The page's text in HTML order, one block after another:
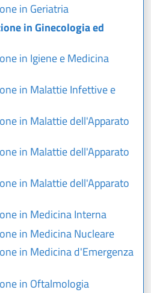
in Geriatria
in Ginecologia ed
in Igiene e Medicina
in Malattie Infettive e
in Malattie dell'Apparato
in Malattie dell'Apparato
in Malattie dell'Apparato
in Medicina Interna
in Medicina Nucleare
in Medicina d'Emergenza
in Oftalmologia